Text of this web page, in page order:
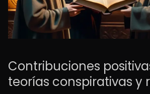
Contribuciones
teorías conspirativas y